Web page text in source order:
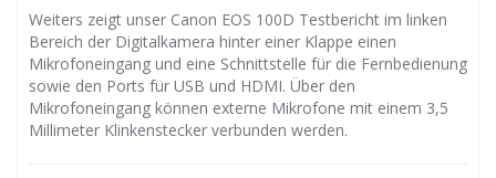
Weiters zeigt unser Canon EOS 100D Testbericht im linken
Bereich der Digitalkamera hinter einer Klappe einen
Mikrofoneingang und eine Schnittstelle für die Fernbedienung
sowie den Ports für USB und HDMI. Über den
Mikrofoneingang können externe Mikrofone mit einem 3,5
Millimeter Klinkenstecker verbunden werden.